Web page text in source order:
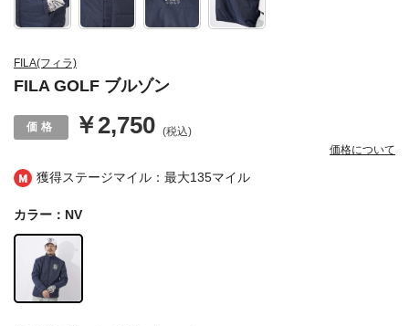
獲得ステージマイル：最大135マイル
FILA(フィラ)
FILA GOLF ブルゾン
￥2,750 (税込)
価格について
カラー：NV